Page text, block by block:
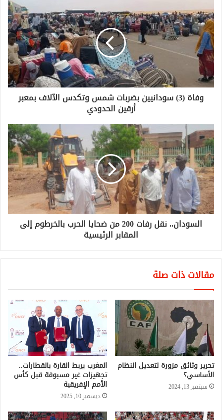
وفاة (3) سودانيين بضربات شمس وتكدس الآلاف بمعبر
أرقين الحدودي
السودان.. نقل رفات 200 من ضحايا الحرب بالخرطوم إلى
المقابر الرئيسية
مقالات ذات صلة
تحرير وثائق مزورة لتعديل النظام
الأساسي؟
سبتمبر 13, 2024
المغرب يربط القارة بالقطارات..
تجهيزات غير مسبوقة قبل كأس
الأمم الإفريقية
ديسمبر 10, 2025